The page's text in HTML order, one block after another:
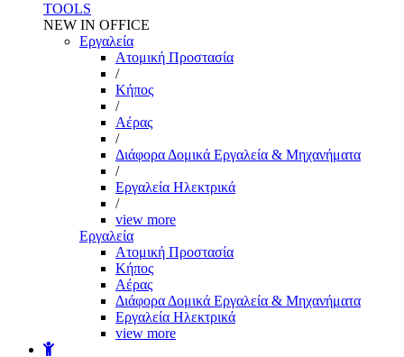
TOOLS
NEW IN OFFICE
Εργαλεία
Aτομική Προστασία
/
Kήπος
/
Αέρας
/
Διάφορα Δομικά Εργαλεία & Μηχανήματα
/
Εργαλεία Ηλεκτρικά
/
view more
Εργαλεία
Aτομική Προστασία
Kήπος
Αέρας
Διάφορα Δομικά Εργαλεία & Μηχανήματα
Εργαλεία Ηλεκτρικά
view more